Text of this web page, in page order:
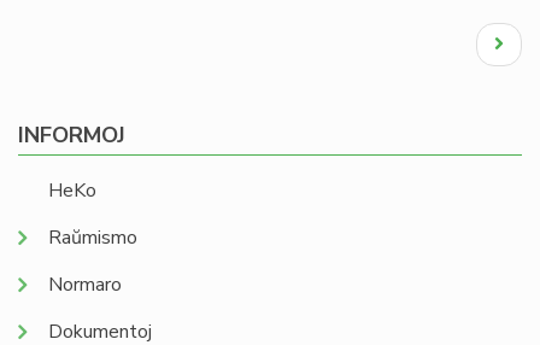
Next
page
INFORMOJ
HeKo
Raŭmismo
Normaro
Dokumentoj